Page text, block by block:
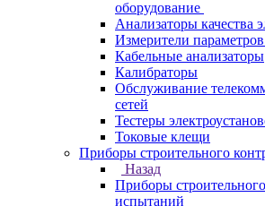
оборудование
Анализаторы качества
Измерители
Кабельные анализаторы
Калибраторы
Обслуживание
сетей
Тестеры
Токовые клещи
Приборы строительного
Назад
Приборы
испытаний